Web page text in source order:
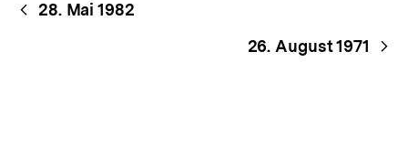
Begriffsnavigation
Navigation
28. Mai 1982
26. August 1971